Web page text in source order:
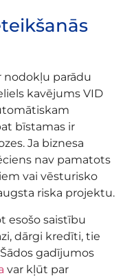
nodokļu parādu
kavējums VID
bīstamas ir
Ja biznesa
nav pamatots
vai vēsturisko
riska projektu.
esošo saistību
dārgi kredīti, tie
gadījumos
var kļūt par